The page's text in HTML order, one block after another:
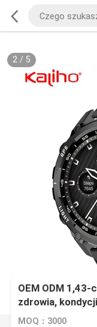
2/ 5
OEM ODM
zdrowia,
śledzenie GPS,
MOQ：3000